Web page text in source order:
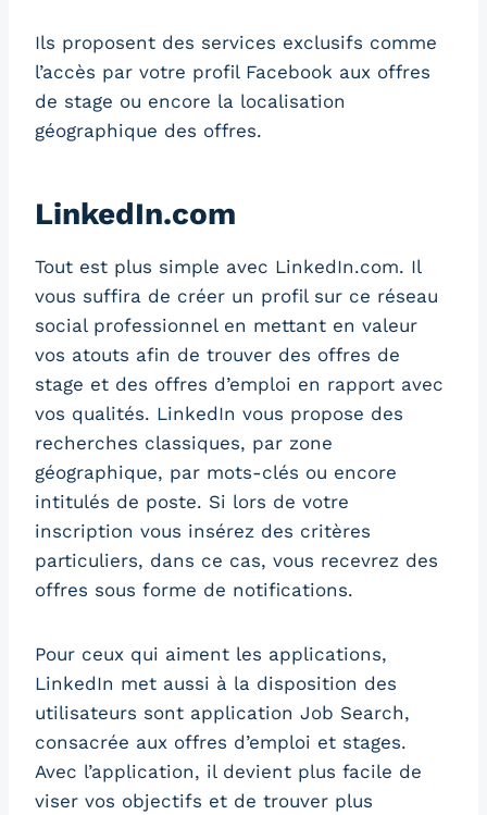
Ils proposent des services exclusifs comme
l’accès par votre profil Facebook aux offres
de stage ou encore la localisation
géographique des offres.
LinkedIn.com
Tout est plus simple avec LinkedIn.com. Il
vous suffira de créer un profil sur ce réseau
social professionnel en mettant en valeur
vos atouts afin de trouver des offres de
stage et des offres d’emploi en rapport avec
vos qualités. LinkedIn vous propose des
recherches classiques, par zone
géographique, par mots-clés ou encore
intitulés de poste. Si lors de votre
inscription vous insérez des critères
particuliers, dans ce cas, vous recevrez des
offres sous forme de notifications.
Pour ceux qui aiment les applications,
LinkedIn met aussi à la disposition des
utilisateurs sont application Job Search,
consacrée aux offres d’emploi et stages.
Avec l’application, il devient plus facile de
viser vos objectifs et de trouver plus